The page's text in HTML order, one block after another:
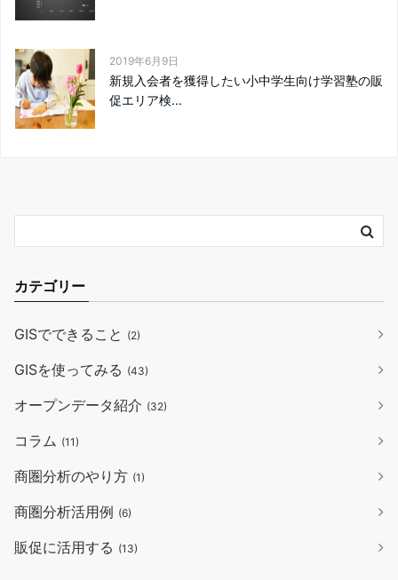
2019年6月9日
新規入会者を獲得したい小中学生向け学習塾の販
促エリア検...
カテゴリー
GISでできること (2)
GISを使ってみる (43)
オープンデータ紹介 (32)
コラム (11)
商圏分析のやり方 (1)
商圏分析活用例 (6)
販促に活用する (13)